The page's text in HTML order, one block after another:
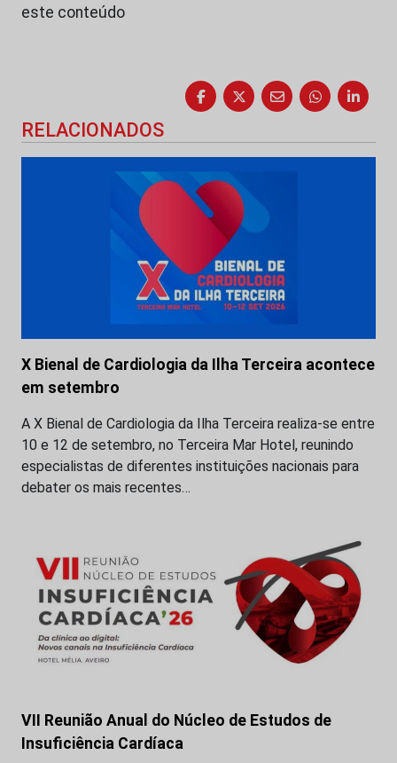
este conteúdo
RELACIONADOS
X Bienal de Cardiologia da Ilha Terceira acontece
em setembro
A X Bienal de Cardiologia da Ilha Terceira realiza-se entre
10 e 12 de setembro, no Terceira Mar Hotel, reunindo
especialistas de diferentes instituições nacionais para
debater os mais recentes…
VII Reunião Anual do Núcleo de Estudos de
Insuficiência Cardíaca